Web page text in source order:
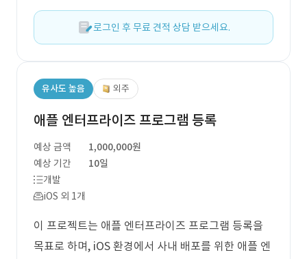
로그인 후 무료 견적 상담 받으세요.
유사도 높음 외주
애플 엔터프라이즈 프로그램 등록
예상 금액
1,000,000원
예상 기간
10일
개발
iOS 외 1개
이 프로젝트는 애플 엔터프라이즈 프로그램 등록을
목표로 하며, iOS 환경에서 사내 배포를 위한 애플 엔